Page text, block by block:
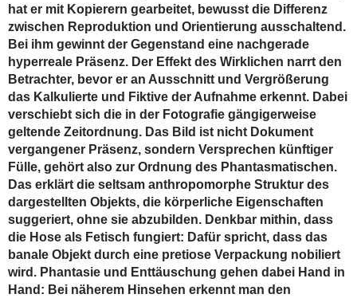
hat er mit Kopierern gearbeitet, bewusst die Differenz
zwischen Reproduktion und Orientierung ausschaltend.
Bei ihm gewinnt der Gegenstand eine nachgerade
hyperreale Präsenz. Der Effekt des Wirklichen narrt den
Betrachter, bevor er an Ausschnitt und Vergrößerung
das Kalkulierte und Fiktive der Aufnahme erkennt. Dabei
verschiebt sich die in der Fotografie gängigerweise
geltende Zeitordnung. Das Bild ist nicht Dokument
vergangener Präsenz, sondern Versprechen künftiger
Fülle, gehört also zur Ordnung des Phantasmatischen.
Das erklärt die seltsam anthropomorphe Struktur des
dargestellten Objekts, die körperliche Eigenschaften
suggeriert, ohne sie abzubilden. Denkbar mithin, dass
die Hose als Fetisch fungiert: Dafür spricht, dass das
banale Objekt durch eine pretiose Verpackung nobiliert
wird. Phantasie und Enttäuschung gehen dabei Hand in
Hand: Bei näherem Hinsehen erkennt man den